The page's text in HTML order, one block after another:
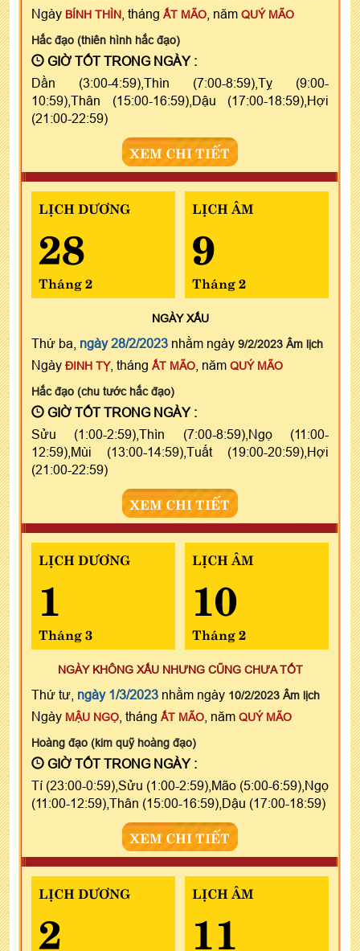
Ngày BÍNH THÌN , tháng ẤT MÃO , năm QUÝ MÃO
Hắc đạo (thiên hình hắc đạo)
GIỜ TỐT TRONG NGÀY :
Dần (3:00-4:59),Thìn (7:00-8:59),Tỵ (9:00-
10:59),Thân (15:00-16:59),Dậu (17:00-18:59),Hợi
(21:00-22:59)
XEM CHI TIẾT
LỊCH DƯƠNG
28
Tháng 2
LỊCH ÂM
9
Tháng 2
NGÀYXẤU
Thứ ba, ngày 28/2/2023 nhằm ngày 9/2/2023 Âm lịch
Ngày ĐINH TỴ, tháng ẤT MÃO , năm QUÝ MÃO
Hắc đạo (chu tước hắc đạo)
GIỜ TỐT TRONG NGÀY :
Sửu (1:00-2:59),Thìn (7:00-8:59),Ngọ (11:00-
12:59),Mùi (13:00-14:59),Tuất (19:00-20:59),Hợi
(21:00-22:59)
XEM CHI TIẾT
LỊCH DƯƠNG
1
Tháng 3
LỊCH ÂM
10
Tháng 2
NGÀY KHÔNG XẤU NHƯNG CŨNG CHƯA TỐT
Thứ tư, ngày 1/3/2023 nhằm ngày 10/2/2023 Âm lịch
Ngày MẬU NGỌ , tháng ẤT MÃO , năm QUÝ MÃO
Hoàng đạo (kim quỹ hoàng đạo)
GIỜ TỐT TRONG NGÀY :
Tí (23:00-0:59),Sửu (1:00-2:59),Mão (5:00-6:59),Ngọ
(11:00-12:59),Thân (15:00-16:59),Dậu (17:00-18:59)
XEM CHI TIẾT
LỊCH DƯƠNG
2
LỊCH ÂM
11